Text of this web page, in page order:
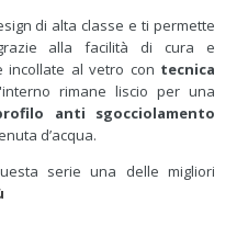
di alta classe e ti permette
alla facilità di cura e
incollate al vetro con tecnica
rimane liscio per una
anti sgocciolamento
d’acqua.
serie una delle migliori